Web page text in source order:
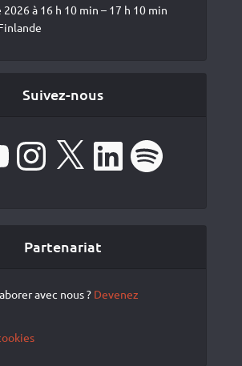
à 16 h 10 min – 17 h 10 min
Suivez-nous
Instagram LinkedIn Spotify
Partenariat
avec nous ? Devenez